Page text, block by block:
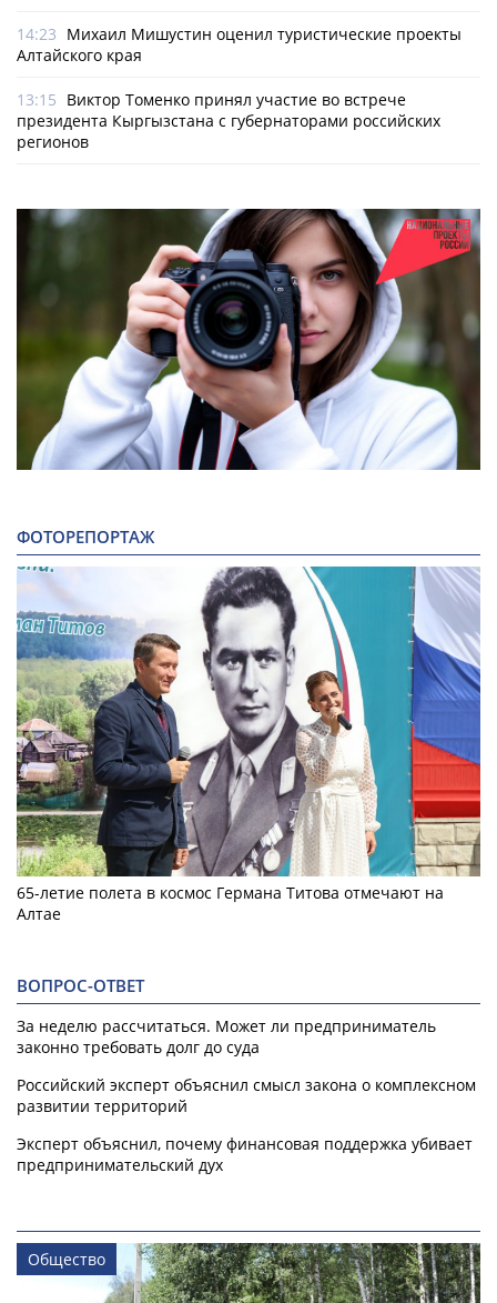
14:23 Михаил Мишустин оценил туристические проекты
Алтайского края
13:15 Виктор Томенко принял участие во встрече
президента Кыргызстана с губернаторами российских
регионов
ФОТОРЕПОРТАЖ
65-летие полета в космос Германа Титова отмечают на
Алтае
ВОПРОС-ОТВЕТ
За неделю рассчитаться. Может ли предприниматель
законно требовать долг до суда
Российский эксперт объяснил смысл закона о комплексном
развитии территорий
Эксперт объяснил, почему финансовая поддержка убивает
предпринимательский дух
Общество